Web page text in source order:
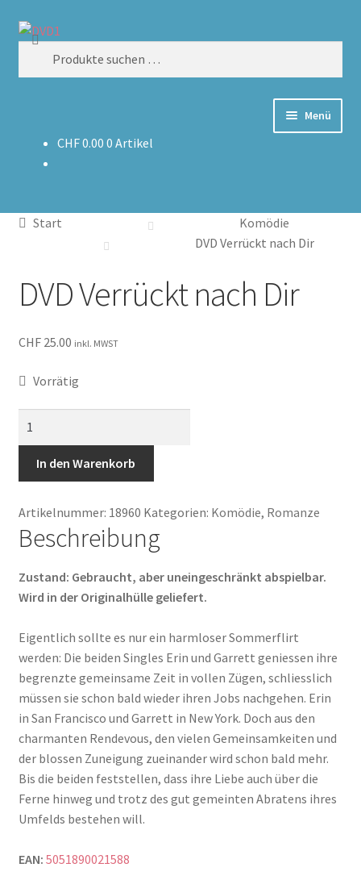
Zur
Navigation
Zum
Inhalt
Suchen
Suchen
Menü
CHF0.00 0 Artikel
Start
Komödie
DVD Verrückt nach Dir
DVD Verrückt nach Dir
CHF25.00 inkl. MWST
Vorrätig
Menge
In den Warenkorb
Artikelnummer: 18960 Kategorien: Komödie, Romanze
Beschreibung
Zustand: Gebraucht, aber uneingeschränkt abspielbar.
Wird in der Originalhülle geliefert.
Eigentlich sollte es nur ein harmloser Sommerflirt
werden: Die beiden Singles Erin und Garrett geniessen ihre
begrenzte gemeinsame Zeit in vollen Zügen, schliesslich
müssen sie schon bald wieder ihren Jobs nachgehen. Erin
in San Francisco und Garrett in New York. Doch aus den
charmanten Rendevous, den vielen Gemeinsamkeiten und
der blossen Zuneigung zueinander wird schon bald mehr.
Bis die beiden feststellen, dass ihre Liebe auch über die
Ferne hinweg und trotz des gut gemeinten Abratens ihres
Umfelds bestehen will.
EAN: 5051890021588